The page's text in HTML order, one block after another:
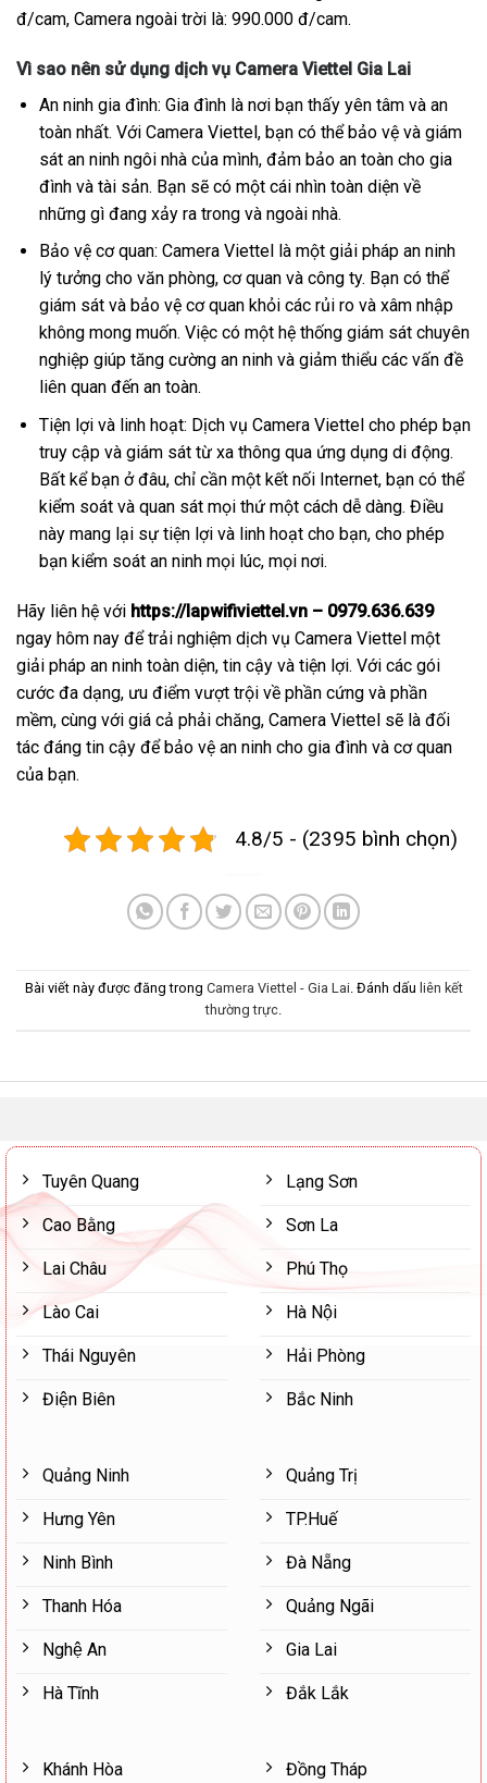
đ/cam, Camera ngoài trời là: 990.000 đ/cam.
Vì sao nên sử dụng dịch vụ Camera Viettel Gia Lai
An ninh gia đình: Gia đình là nơi bạn thấy yên tâm và an
toàn nhất. Với Camera Viettel, bạn có thể bảo vệ và giám
sát an ninh ngôi nhà của mình, đảm bảo an toàn cho gia
đình và tài sản. Bạn sẽ có một cái nhìn toàn diện về
những gì đang xảy ra trong và ngoài nhà.
Bảo vệ cơ quan: Camera Viettel là một giải pháp an ninh
lý tưởng cho văn phòng, cơ quan và công ty. Bạn có thể
giám sát và bảo vệ cơ quan khỏi các rủi ro và xâm nhập
không mong muốn. Việc có một hệ thống giám sát chuyên
nghiệp giúp tăng cường an ninh và giảm thiểu các vấn đề
liên quan đến an toàn.
Tiện lợi và linh hoạt: Dịch vụ Camera Viettel cho phép bạn
truy cập và giám sát từ xa thông qua ứng dụng di động.
Bất kể bạn ở đâu, chỉ cần một kết nối Internet, bạn có thể
kiểm soát và quan sát mọi thứ một cách dễ dàng. Điều
này mang lại sự tiện lợi và linh hoạt cho bạn, cho phép
bạn kiểm soát an ninh mọi lúc, mọi nơi.
Hãy liên hệ với https://lapwifiviettel.vn – 0979.636.639
ngay hôm nay để trải nghiệm dịch vụ Camera Viettel một
giải pháp an ninh toàn diện, tin cậy và tiện lợi. Với các gói
cước đa dạng, ưu điểm vượt trội về phần cứng và phần
mềm, cùng với giá cả phải chăng, Camera Viettel sẽ là đối
tác đáng tin cậy để bảo vệ an ninh cho gia đình và cơ quan
của bạn.
4.8/5 - (2395 bình chọn)
Bài viết này được đăng trong Camera Viettel - Gia Lai. Đánh dấu liên kết
thường trực.
Tuyên Quang
Cao Bằng
Lai Châu
Lào Cai
Thái Nguyên
Điện Biên
Lạng Sơn
Sơn La
Phú Thọ
Hà Nội
Hải Phòng
Bắc Ninh
Quảng Ninh
Hưng Yên
Ninh Bình
Thanh Hóa
Nghệ An
Hà Tĩnh
Quảng Trị
TP.Huế
Đà Nẵng
Quảng Ngãi
Gia Lai
Đắk Lắk
Khánh Hòa Đồng Tháp